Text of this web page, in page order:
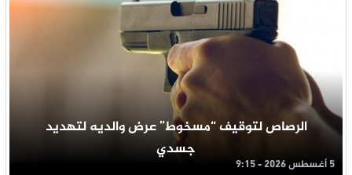
الرصاص لتوقيف “مسخوط” عرض والديه لتهديد
جسدي
5 أغسطس 2026 - 9:15